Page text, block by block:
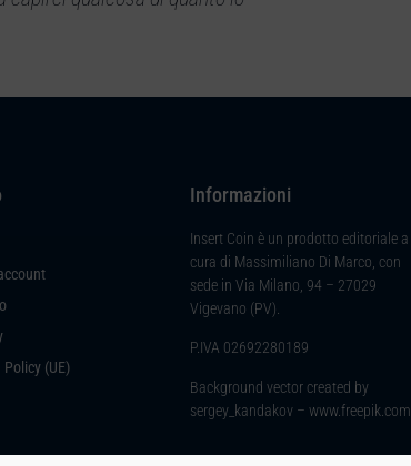
Policy (UE)
Informazioni
Insert Coin è un prodotto editoriale a
cura di Massimiliano Di Marco, con
sede in Via Milano, 94 – 27029
Vigevano (PV).
P.IVA 02692280189
Background vector created by
sergey_kandakov – www.freepik.com